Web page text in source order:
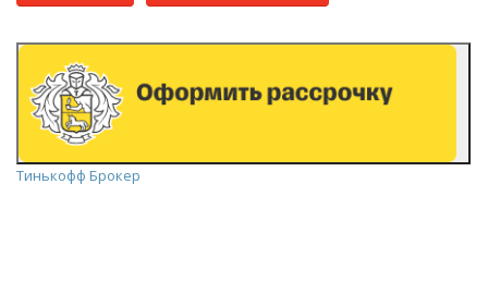
Тинькофф Брокер